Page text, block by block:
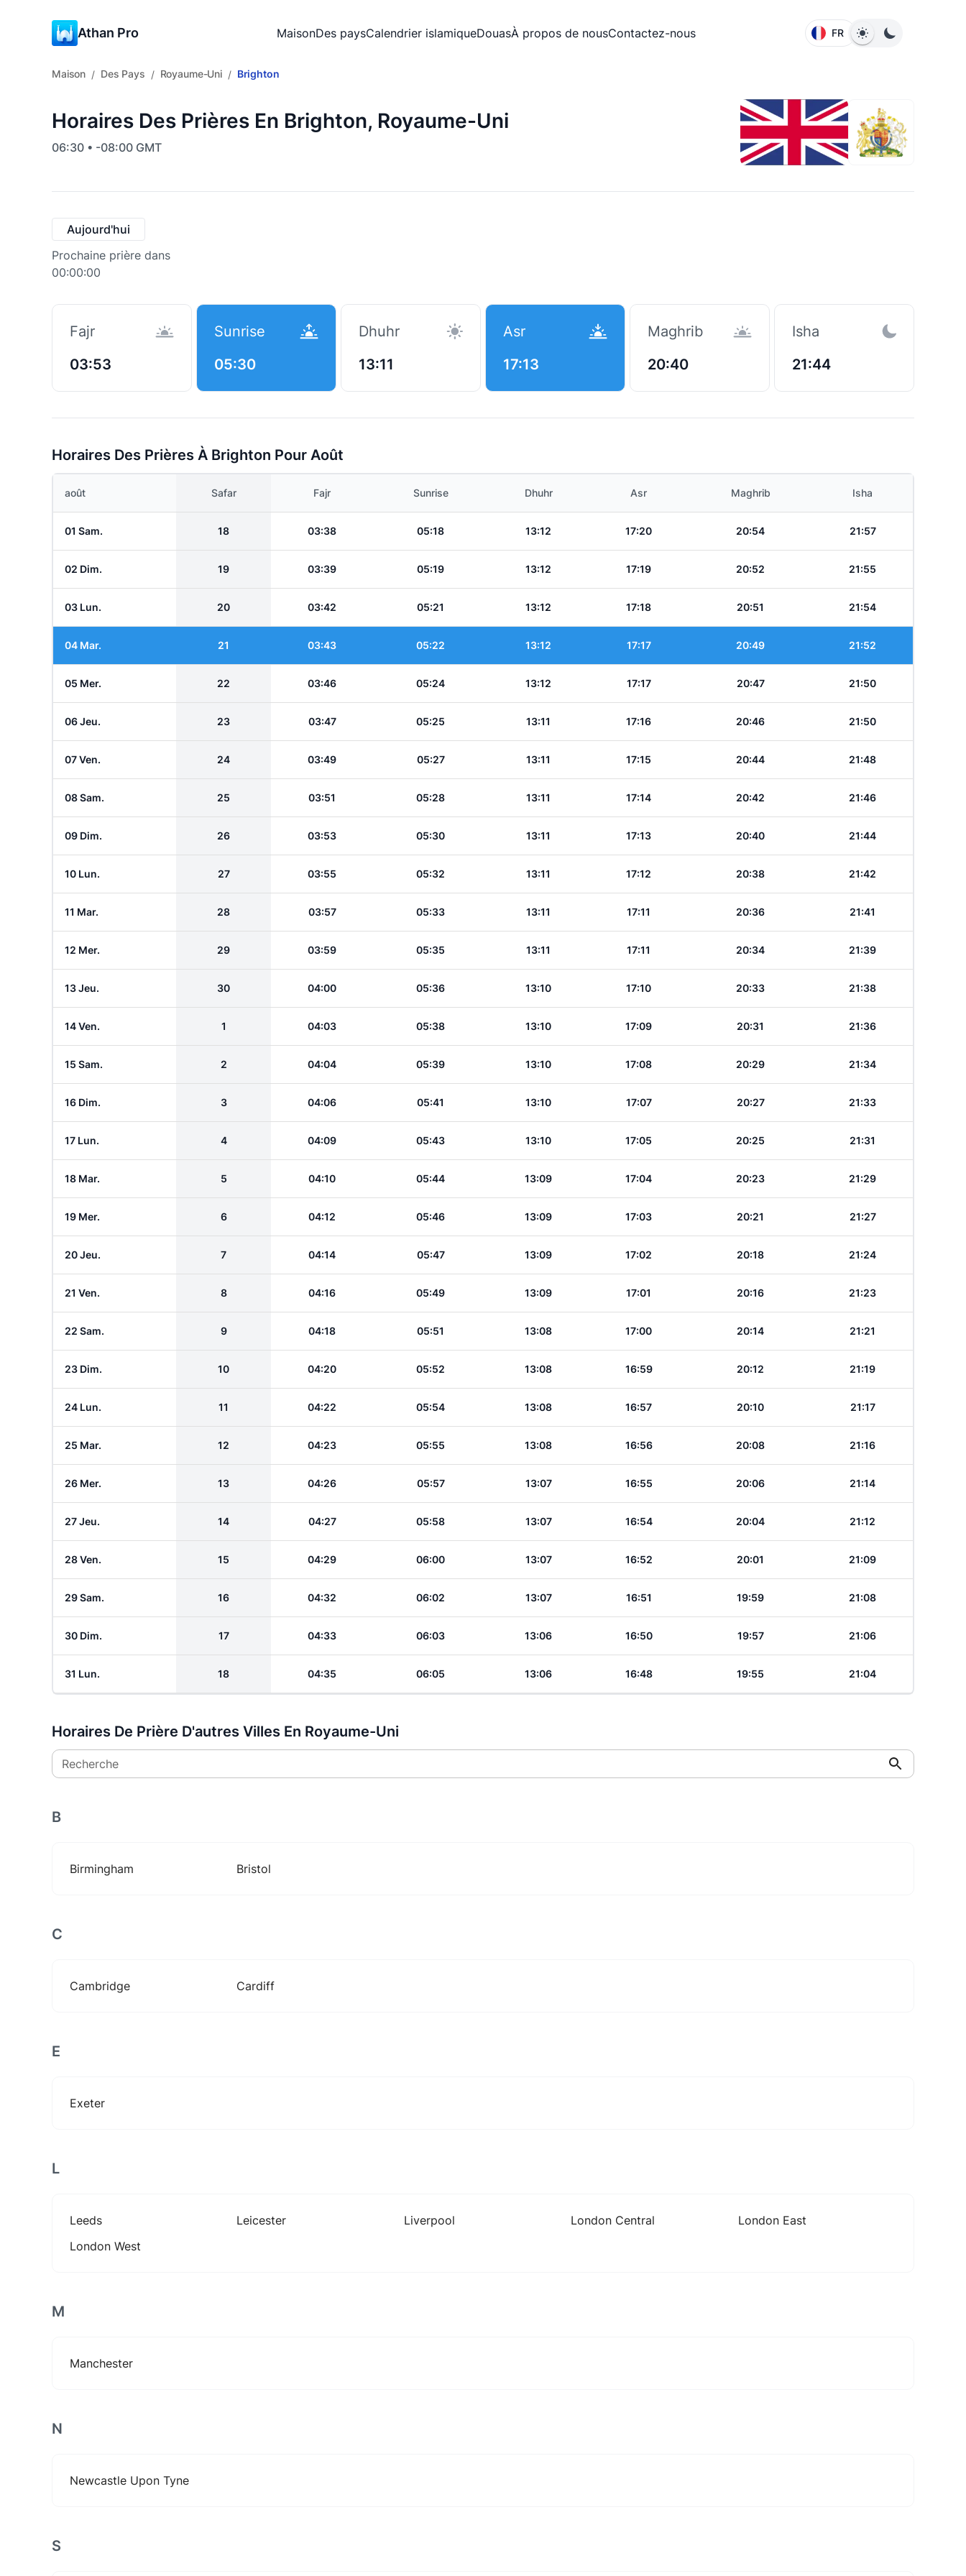
Athan Pro MaisonDes paysCalendrier islamiqueDouasÀ propos de nousContactez-nous FR
Maison / Des Pays / Royaume-Uni / Brighton
Horaires Des Prières En Brighton, Royaume-Uni
06:30 • -08:00 GMT
Aujourd'hui
Prochaine prière dans
00:00:00
Fajr
03:53
Sunrise
05:30
Dhuhr
13:11
Asr
17:13
Maghrib
20:40
Isha
21:44
Horaires Des Prières À Brighton Pour Août
août Safar Fajr Sunrise Dhuhr Asr Maghrib Isha
01 Sam. 18 03:38 05:18 13:12 17:20 20:54 21:57
02 Dim. 19 03:39 05:19 13:12 17:19 20:52 21:55
03 Lun. 20 03:42 05:21 13:12 17:18 20:51 21:54
04 Mar. 21 03:43 05:22 13:12 17:17 20:49 21:52
05 Mer. 22 03:46 05:24 13:12 17:17 20:47 21:50
06 Jeu. 23 03:47 05:25 13:11 17:16 20:46 21:50
07 Ven. 24 03:49 05:27 13:11 17:15 20:44 21:48
08 Sam. 25 03:51 05:28 13:11 17:14 20:42 21:46
09 Dim. 26 03:53 05:30 13:11 17:13 20:40 21:44
10 Lun. 27 03:55 05:32 13:11 17:12 20:38 21:42
11 Mar. 28 03:57 05:33 13:11 17:11 20:36 21:41
12 Mer. 29 03:59 05:35 13:11 17:11 20:34 21:39
13 Jeu. 30 04:00 05:36 13:10 17:10 20:33 21:38
14 Ven. 1 04:03 05:38 13:10 17:09 20:31 21:36
15 Sam. 2 04:04 05:39 13:10 17:08 20:29 21:34
16 Dim. 3 04:06 05:41 13:10 17:07 20:27 21:33
17 Lun. 4 04:09 05:43 13:10 17:05 20:25 21:31
18 Mar. 5 04:10 05:44 13:09 17:04 20:23 21:29
19 Mer. 6 04:12 05:46 13:09 17:03 20:21 21:27
20 Jeu. 7 04:14 05:47 13:09 17:02 20:18 21:24
21 Ven. 8 04:16 05:49 13:09 17:01 20:16 21:23
22 Sam. 9 04:18 05:51 13:08 17:00 20:14 21:21
23 Dim. 10 04:20 05:52 13:08 16:59 20:12 21:19
24 Lun. 11 04:22 05:54 13:08 16:57 20:10 21:17
25 Mar. 12 04:23 05:55 13:08 16:56 20:08 21:16
26 Mer. 13 04:26 05:57 13:07 16:55 20:06 21:14
27 Jeu. 14 04:27 05:58 13:07 16:54 20:04 21:12
28 Ven. 15 04:29 06:00 13:07 16:52 20:01 21:09
29 Sam. 16 04:32 06:02 13:07 16:51 19:59 21:08
30 Dim. 17 04:33 06:03 13:06 16:50 19:57 21:06
31 Lun. 18 04:35 06:05 13:06 16:48 19:55 21:04
Horaires De Prière D'autres Villes En Royaume-Uni
Recherche
B
Birmingham Bristol
C
Cambridge Cardiff
E
Exeter
L
Leeds Leicester Liverpool London Central
London East
London West
M
Manchester
N
Newcastle Upon Tyne
S